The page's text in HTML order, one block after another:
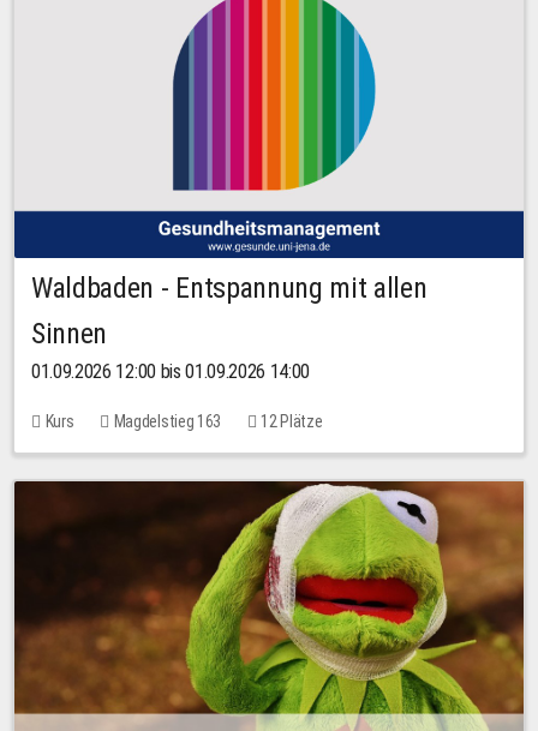
Waldbaden - Entspannung mit allen
Sinnen
01.09.2026 12:00 bis 01.09.2026 14:00
Kurs Magdelstieg 163 12 Plätze